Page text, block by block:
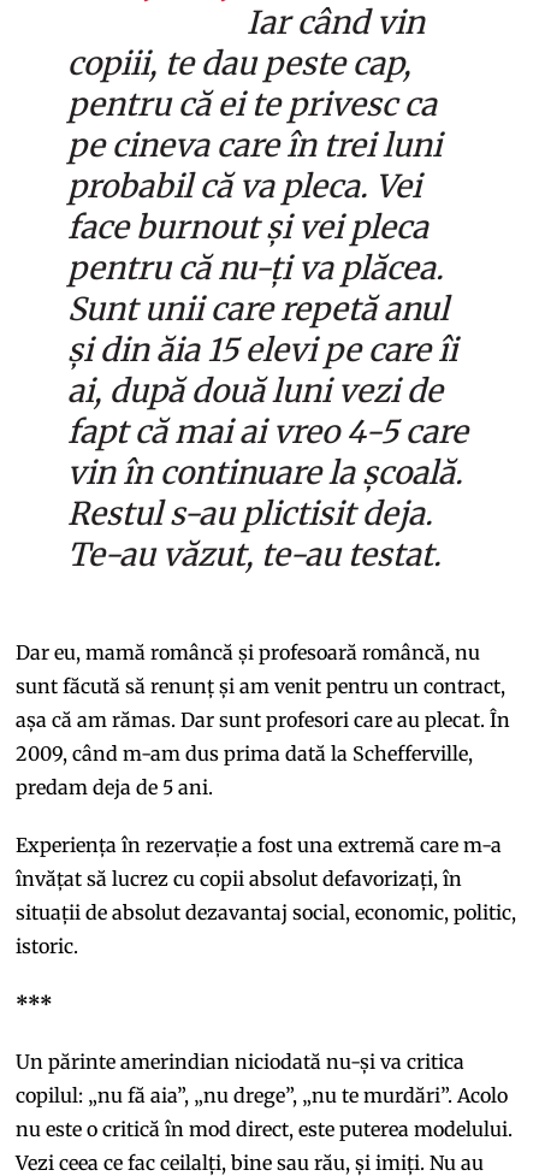
Iar când vin
copiii, te dau peste cap,
pentru că ei te privesc ca
pe cineva care în trei luni
probabil că va pleca. Vei
face burnout și vei pleca
pentru că nu-ți va plăcea.
Sunt unii care repetă anul
și din ăia 15 elevi pe care îi
ai, după două luni vezi de
fapt că mai ai vreo 4-5 care
vin în continuare la școală.
Restul s-au plictisit deja.
Te-au văzut, te-au testat.
Dar eu, mamă româncă și profesoară româncă, nu
sunt făcută să renunț și am venit pentru un contract,
așa că am rămas. Dar sunt profesori care au plecat. În
2009, când m-am dus prima dată la Schefferville,
predam deja de 5 ani.
Experiența în rezervație a fost una extremă care m-a
învățat să lucrez cu copii absolut defavorizați, în
situații de absolut dezavantaj social, economic, politic,
istoric.
***
Un părinte amerindian niciodată nu-și va critica
copilul: „nu fă aia”, „nu drege”, „nu te murdări”. Acolo
nu este o critică în mod direct, este puterea modelului.
Vezi ceea ce fac ceilalți, bine sau rău, și imiți. Nu au